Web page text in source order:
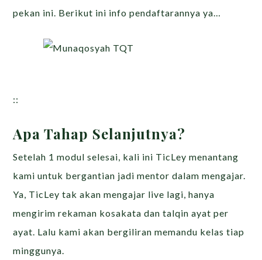
pekan ini. Berikut ini info pendaftarannya ya…
::
Apa Tahap Selanjutnya?
Setelah 1 modul selesai, kali ini TicLey menantang
kami untuk bergantian jadi mentor dalam mengajar.
Ya, TicLey tak akan mengajar live lagi, hanya
mengirim rekaman kosakata dan talqin ayat per
ayat. Lalu kami akan bergiliran memandu kelas tiap
minggunya.